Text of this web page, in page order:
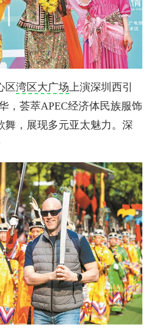
区湾区大广场 上演深圳西引
，荟萃APEC经济体民族服饰
舞，展现多元亚太魅力。深